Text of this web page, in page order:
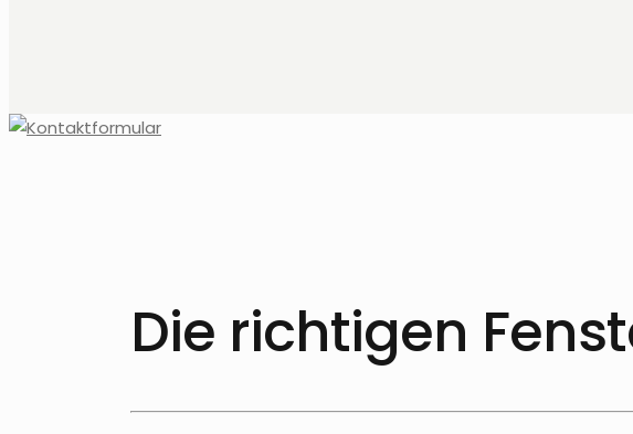
Die richtigen